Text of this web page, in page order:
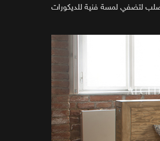
لتضفي لمسة فنية للديكورات